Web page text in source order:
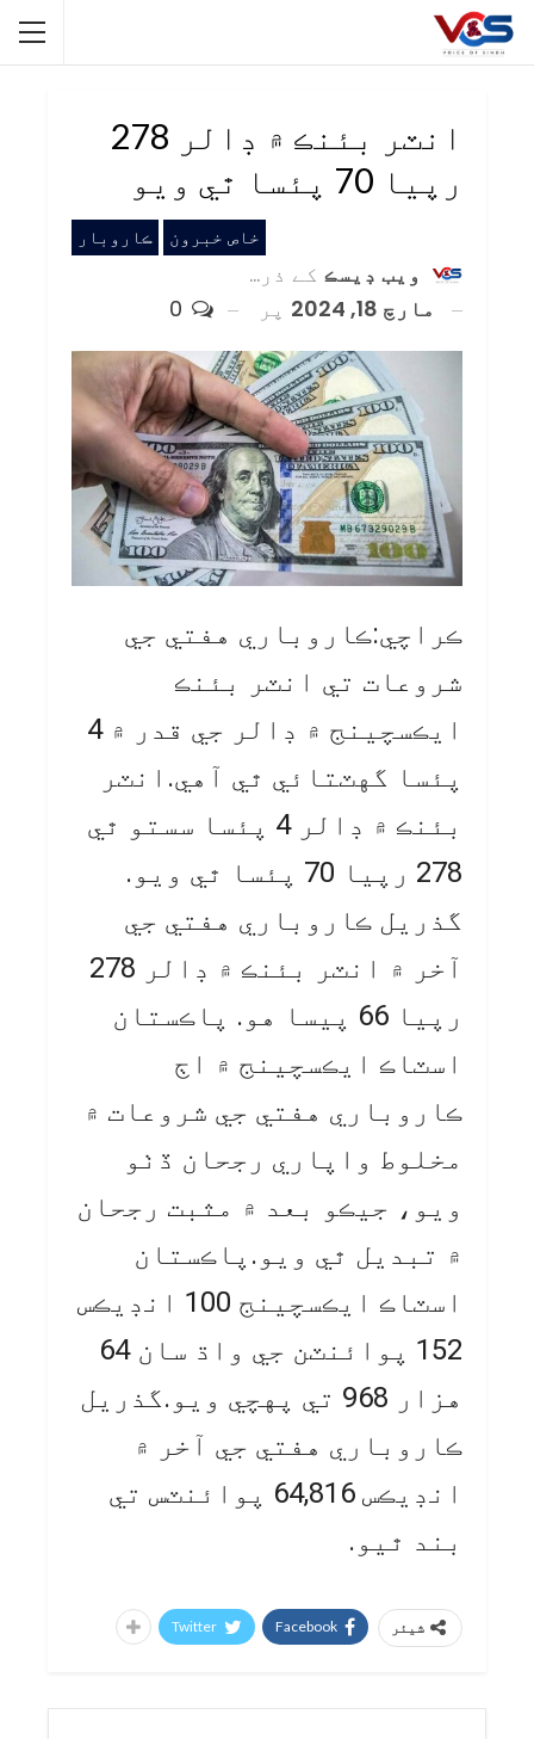
انٽر بئنڪ ۾ ڊالر 278
رپيا 70 پئسا ٿي ويو
خاص خبرون ڪاروبار
ويب ڊيسڪ کے ذریعہ
مارچ 18, 2024
پر
ڪراچي:ڪاروباري هفتي جي
شروعات تي انٽر بئنڪ
ايڪسچينج ۾ ڊالر جي قدر ۾ 4
پئسا گهٽتائي ٿي آهي.انٽر
بئنڪ ۾ ڊالر 4 پئسا سستو ٿي
278 رپيا 70 پئسا ٿي ويو.
گذريل ڪاروباري هفتي جي
آخر ۾ انٽر بئنڪ ۾ ڊالر 278
رپيا 66 پيسا هو. پاڪستان
اسٽاڪ ايڪسچينج ۾ اڄ
ڪاروباري هفتي جي شروعات ۾
مخلوط واپاري رجحان ڏٺو
ويو، جيڪو بعد ۾ مثبت رجحان
۾ تبديل ٿي ويو.پاڪستان
اسٽاڪ ايڪسچينج 100 انڊيڪس
152 پوائنٽن جي واڌ سان 64
هزار 968 تي پهچي ويو.گذريل
ڪاروباري هفتي جي آخر ۾
انڊيڪس 64,816 پوائنٽس تي
بند ٿيو.
شیئر Facebook
Twitter